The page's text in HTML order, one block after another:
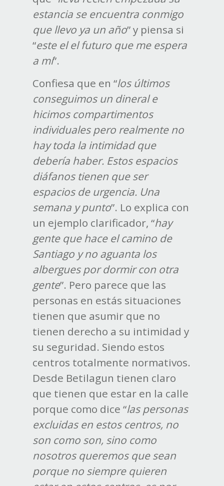
estancia se encuentra conmigo
que llevo ya un año” y piensa si
“este el el futuro que me espera
a mí”.
Confiesa que en “los últimos
conseguimos un dineral e
hicimos compartimentos
individuales pero realmente no
hay toda la intimidad que
debería haber. Estos espacios
diáfanos tienen que ser
espacios de urgencia. Una
semana y punto”. Lo explica con
un ejemplo clarificador, “hay
gente que hace el camino de
Santiago y no aguanta los
albergues por dormir con otra
gente”. Pero parece que las
personas en estás situaciones
tienen que asumir que no
tienen derecho a su intimidad y
su seguridad. Siendo estos
centros totalmente normativos.
Desde Betilagun tienen claro
que tienen que estar en la calle
porque como dice “las personas
excluidas en estos centros, no
son como son, sino como
nosotros queremos que sean
porque no siempre quieren